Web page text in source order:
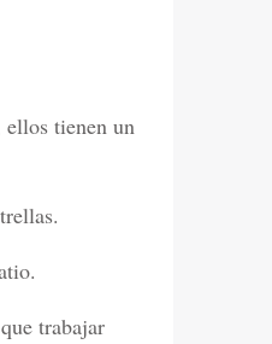
ellos tienen un
trabajar